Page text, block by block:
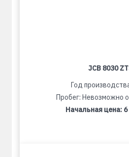
JCB 8030
Год
Пробег: Невозможно
Начальная цена: 6